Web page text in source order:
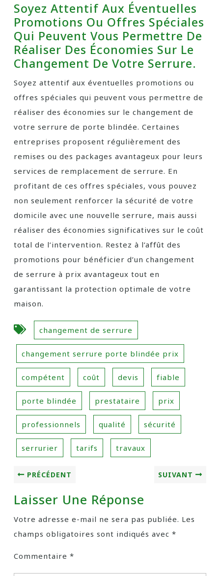
Soyez Attentif Aux Éventuelles
Promotions Ou Offres Spéciales
Qui Peuvent Vous Permettre De
Réaliser Des Économies Sur Le
Changement De Votre Serrure.
Soyez attentif aux éventuelles promotions ou
offres spéciales qui peuvent vous permettre de
réaliser des économies sur le changement de
votre serrure de porte blindée. Certaines
entreprises proposent régulièrement des
remises ou des packages avantageux pour leurs
services de remplacement de serrure. En
profitant de ces offres spéciales, vous pouvez
non seulement renforcer la sécurité de votre
domicile avec une nouvelle serrure, mais aussi
réaliser des économies significatives sur le coût
total de l’intervention. Restez à l’affût des
promotions pour bénéficier d’un changement
de serrure à prix avantageux tout en
garantissant la protection optimale de votre
maison.
changement de serrure
changement serrure porte blindée prix
compétent coût devis fiable
porte blindée prestataire prix
professionnels qualité sécurité
serrurier tarifs travaux
PRÉCÉDENT SUIVANT
Laisser Une Réponse
Votre adresse e-mail ne sera pas publiée. Les
champs obligatoires sont indiqués avec *
Commentaire *